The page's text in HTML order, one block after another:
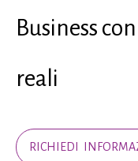
Business
reali
RICHIEDI